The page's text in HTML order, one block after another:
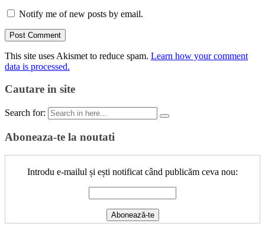
Notify me of new posts by email.
This site uses Akismet to reduce spam. Learn how your comment
data is processed.
Cautare in site
Search for:
Aboneaza-te la noutati
Introdu e-mailul și ești notificat când publicăm ceva nou: